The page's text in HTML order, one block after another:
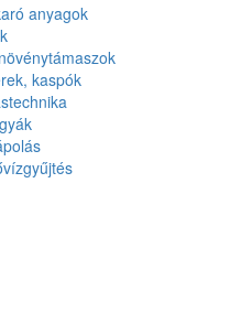
anyagok
kaspók